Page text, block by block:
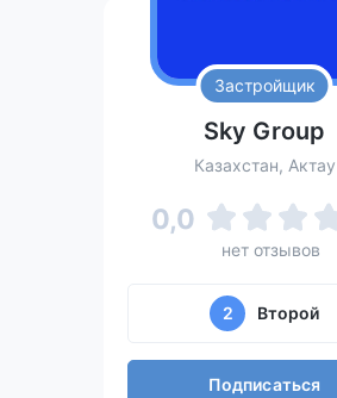
Застройщик
Sky Group
Казахстан, Актау
0,0
нет отзывов
2 Второй
Подписаться